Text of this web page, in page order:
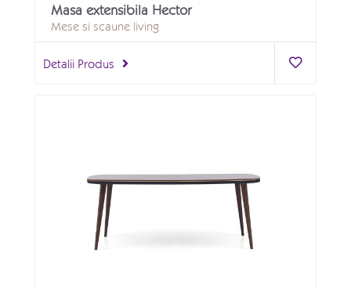
Masa extensibila Hector
Mese si scaune living
Detalii Produs